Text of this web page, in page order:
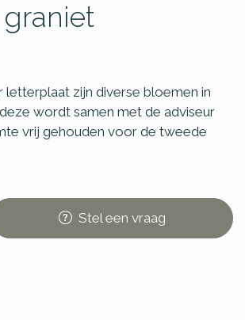
letterplaat zijn diverse bloemen in
wordt samen met de adviseur
vrij gehouden voor de tweede
Steleen vraag